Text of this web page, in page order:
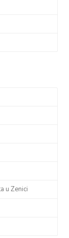
u Zenici